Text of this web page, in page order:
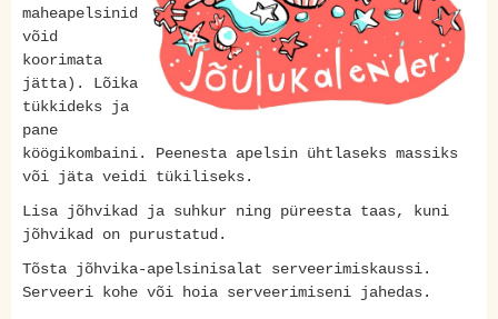
maheapelsinid
võid
koorimata
jätta). Lõika
tükkideks ja
pane
köögikombaini. Peenesta apelsin ühtlaseks massiks
või jäta veidi tükiliseks.
Lisa jõhvikad ja suhkur ning püreesta taas, kuni
jõhvikad on purustatud.
Tõsta jõhvika-apelsinisalat serveerimiskaussi.
Serveeri kohe või hoia serveerimiseni jahedas.